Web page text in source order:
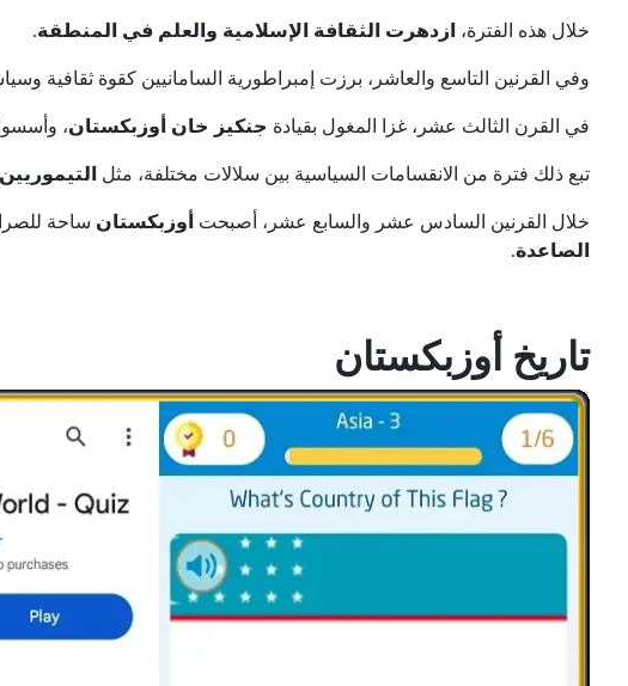
خلال هذه الفترة، ازدهرت الثقافة الإسلامية والعلم في المنطقة.
وفي القرنين التاسع والعاشر، برزت إمبراطورية السامانيين كقوة ثقافية
في القرن الثالث عشر، غزا المغول بقيادة جنكيز خان أوزبكستان،
تبع ذلك فترة من الانقسامات السياسية بين سلالات مختلفة، مثل
خلال القرنين السادس عشر والسابع عشر، أصبحت أوزبكستان ساحة
الصاعدة.
تاريخ أوزبكستان